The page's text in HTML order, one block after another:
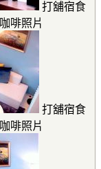
打舖宿食
咖啡照片
打舖宿食
咖啡照片